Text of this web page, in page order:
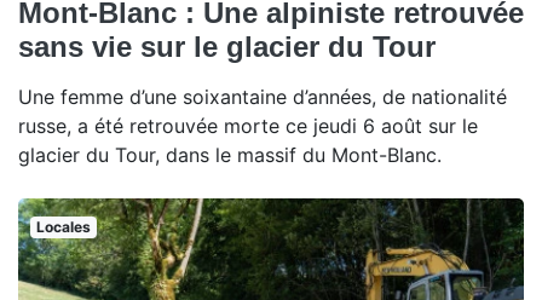
Mont-Blanc : Une alpiniste retrouvée
sans vie sur le glacier du Tour
Une femme d’une soixantaine d’années, de nationalité
russe, a été retrouvée morte ce jeudi 6 août sur le
glacier du Tour, dans le massif du Mont-Blanc.
Locales